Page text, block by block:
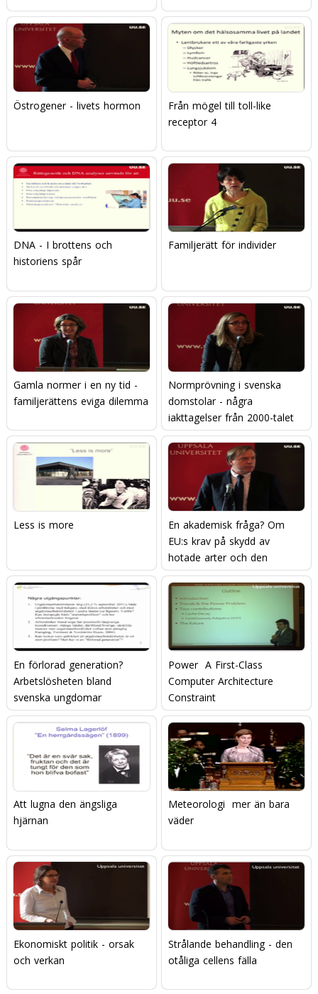
Östrogener - livets hormon
Från mögel till toll-like
receptor 4
DNA - I brottens och
historiens spår
Familjerätt för individer
Gamla normer i en ny tid -
familjerättens eviga dilemma
Normprövning i svenska
domstolar - några
iakttagelser från 2000-talet
Less is more
En akademisk fråga? Om
EU:s krav på skydd av
hotade arter och den
svenska vargjakten
En förlorad generation?
Arbetslösheten bland
svenska ungdomar
Power  A First-Class
Computer Architecture
Constraint
Att lugna den ängsliga
hjärnan
Meteorologi  mer än bara
väder
Ekonomiskt politik - orsak
och verkan
Strålande behandling - den
otåliga cellens fälla